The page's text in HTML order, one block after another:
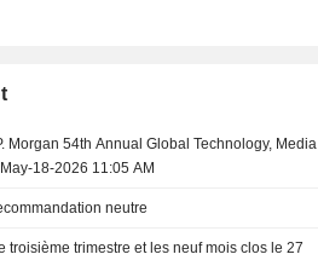
Morgan 54th Annual Global Technology, Media
18-2026 11:05 AM
sa recommandation neutre
troisième trimestre et les neuf mois clos le 27